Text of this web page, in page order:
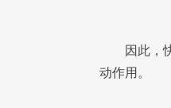
因此，
动作用。